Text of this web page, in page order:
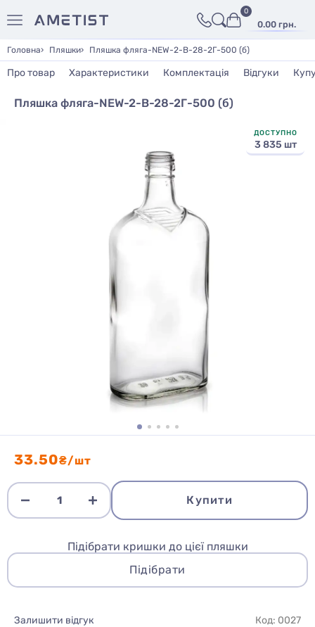
0.00 грн.
0
Головна Пляшки Пляшка фляга-NEW-2-В-28-2Г-500 (б)
Про товар Характеристики Комплектація Відгуки
Пляшка фляга-NEW-2-В-28-2Г-500 (б)
ДОСТУПНО
3 835 шт
33.50₴/шт
Купити
Підібрати кришки до цієї пляшки
Підібрати
Залишити відгук
Код: 0027